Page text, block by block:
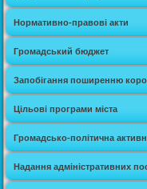
Нормативно-правові акти
Громадський бюджет
Запобігання поширенню
Цільові програми міста
Громадсько-політична
Надання адміністративних